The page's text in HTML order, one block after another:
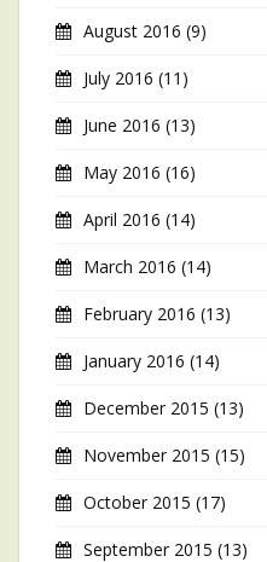
August 2016 (9)
July 2016 (11)
June 2016 (13)
May 2016 (16)
April 2016 (14)
March 2016 (14)
February 2016 (13)
January 2016 (14)
December 2015 (13)
November 2015 (15)
October 2015 (17)
September 2015 (13)